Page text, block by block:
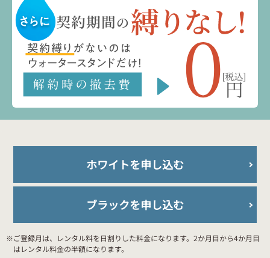
ホワイトを申し込む
ブラックを申し込む
※ご登録月は、レンタル料を日割りした料金になります。2か月目から4か月目
はレンタル料金の半額になります。